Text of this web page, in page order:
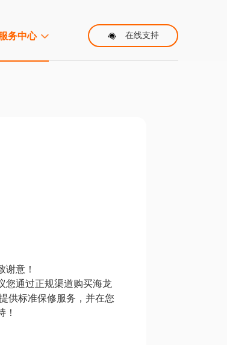
务中心 在线支持
谢意！
您通过正规渠道购买海龙
供标准保修服务，并在您
！